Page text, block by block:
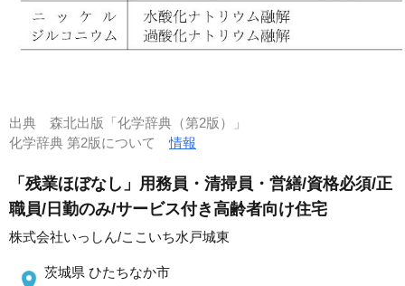
出典 森北出版「化学辞典（第2版）」
化学辞典 第2版について情報
「残業ほぼなし」用務員・清掃員・営繕/資格必須/正
職員/日勤のみ/サービス付き高齢者向け住宅
株式会社いっしん/ここいち水戸城東
茨城県 ひたちなか市